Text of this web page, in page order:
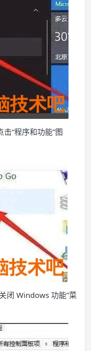
“程序和功能”图
闭 Windows 功能”菜